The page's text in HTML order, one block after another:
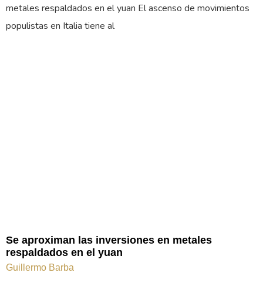
metales respaldados en el yuan El ascenso de movimientos
populistas en Italia tiene al
Se aproximan las inversiones en metales
respaldados en el yuan
Guillermo Barba